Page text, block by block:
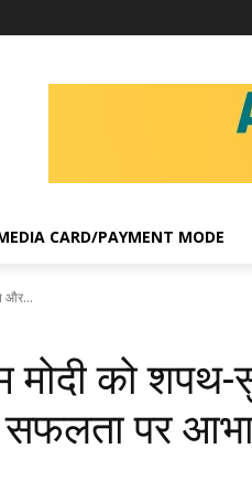
CARD/PAYMENT MODE
और...
मोदी को
पर